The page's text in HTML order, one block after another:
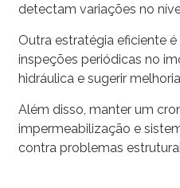
detectam variações no
Outra estratégia eficiente
inspeções periódicas no
hidráulica e sugerir
Além disso, manter um
impermeabilização e
contra problemas